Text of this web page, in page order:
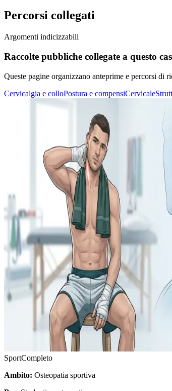
Percorsi collegati
Argomenti indicizzabili
Raccolte pubbliche collegate a questo
Queste pagine organizzano anteprime e percorsi di
Cervicalgia e colloPostura e compensiCervicale
SportCompleto
Ambito: Osteopatia sportiva